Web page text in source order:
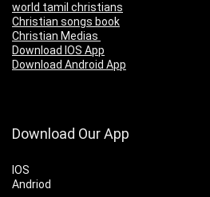
world tamil christians
Christian songs book
Christian Medias
Download IOS App
Download Android App
Download Our App
IOS
Andriod